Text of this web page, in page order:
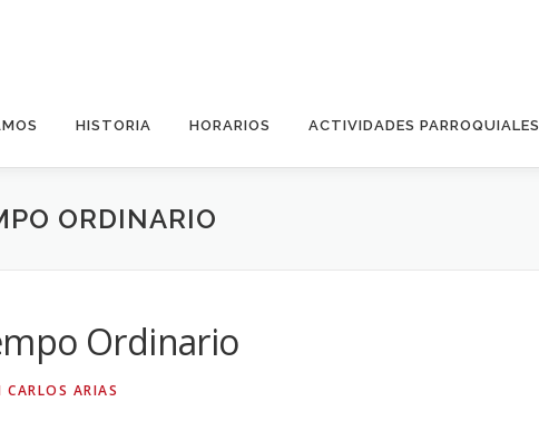
HISTORIA HORARIOS ACTIVIDADES PARROQUIALES
ORDINARIO
Ordinario
CARLOS ARIAS